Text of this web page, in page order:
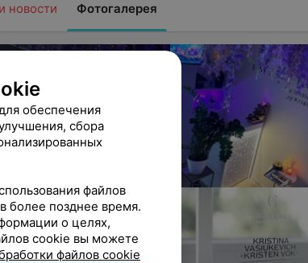
новости Фотогалерея
обеспечения
сбора
файлов
более позднее время.
о целях,
cookie вы можете
файлов cookie